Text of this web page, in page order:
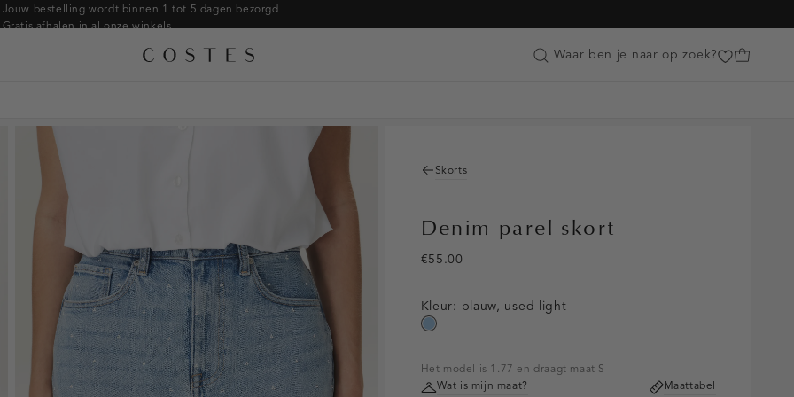
Jouw bestelling wordt binnen 1 tot 5 dagen bezorgd
Gratis afhalen in al onze winkels
Betaal zoals jij wilt: o.a. iDEAL | Wero, Riverty, Apple pay & creditcard
Customer Care
Waar ben je naar op zoek?
Armbanden
Ringen
Skorts
Denim parel skort
€55.00
Kleur: blauw, used light
blauw,
light
Het model is 1.77 en draagt maat S
Wat is mijn maat?
Maattabel